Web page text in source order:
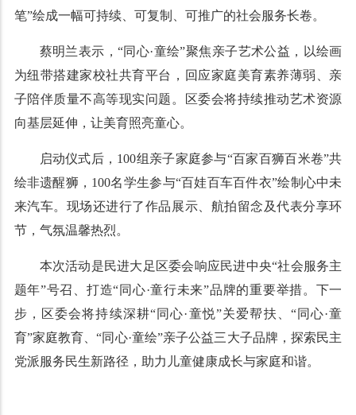
笔”绘成一幅可持续、可复制、可推广的社会服务长卷。
蔡明兰表示，“同心·童绘”聚焦亲子艺术公益，以绘画
为纽带搭建家校社共育平台，回应家庭美育素养薄弱、亲
子陪伴质量不高等现实问题。区委会将持续推动艺术资源
向基层延伸，让美育照亮童心。
启动仪式后，100组亲子家庭参与“百家百狮百米卷”共
绘非遗醒狮，100名学生参与“百娃百车百件衣”绘制心中未
来汽车。现场还进行了作品展示、航拍留念及代表分享环
节，气氛温馨热烈。
本次活动是民进大足区委会响应民进中央“社会服务主
题年”号召、打造“同心·童行未来”品牌的重要举措。下一
步，区委会将持续深耕“同心·童悦”关爱帮扶、“同心·童
育”家庭教育、“同心·童绘”亲子公益三大子品牌，探索民主
党派服务民生新路径，助力儿童健康成长与家庭和谐。